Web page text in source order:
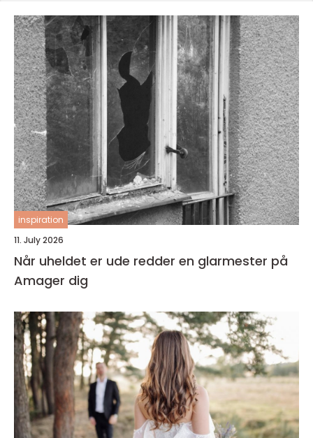
inspiration
11. July 2026
Når uheldet er ude redder en glarmester på
Amager dig